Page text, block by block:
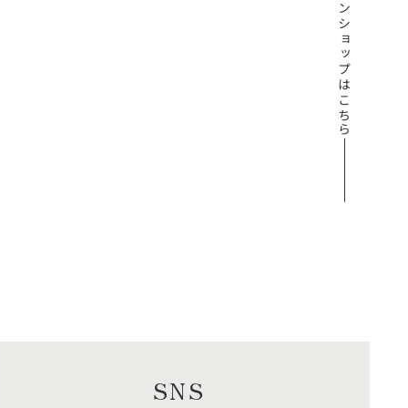
SNS